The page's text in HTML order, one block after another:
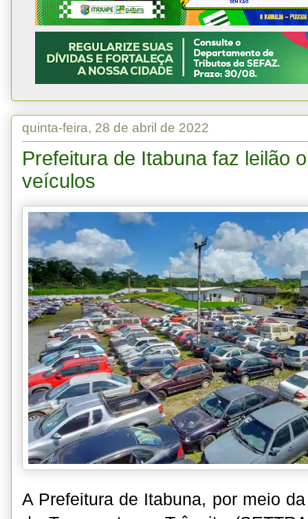
quinta-feira, 28 de abril de 2022
Prefeitura de Itabuna faz leilão
veículos
A Prefeitura de Itabuna, por meio